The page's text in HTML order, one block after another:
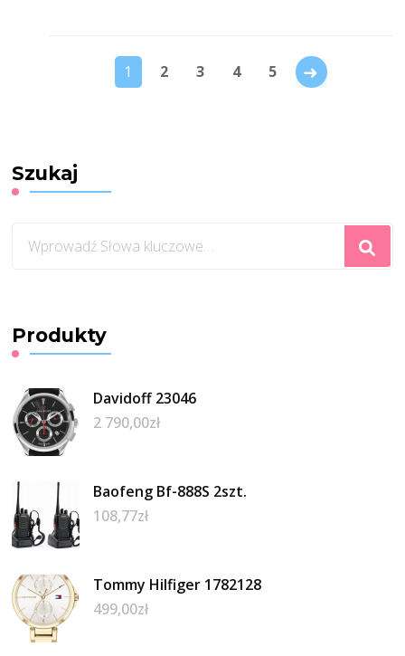
1 2 3 4 5
Szukaj
czegoś?
Produkty
Davidoff 23046
2 790,00zł
Baofeng Bf-888S 2szt.
108,77zł
Tommy Hilfiger 1782128
499,00zł